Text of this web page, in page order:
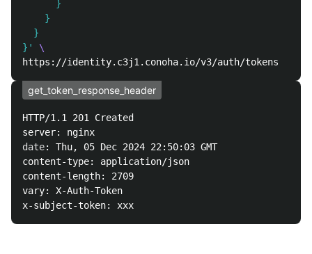
      }
    }
  }
}'
\
get_token_response_header
HTTP/1.1 201 Created
date: Thu, 05 Dec 2024 22:50:03 GMT
content-type: application/json
content-length: 2709
vary: X-Auth-Token